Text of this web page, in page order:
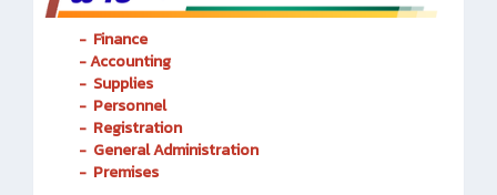
- Finance
- Accounting
- Supplies
- Personnel
- Registration
- General Administration